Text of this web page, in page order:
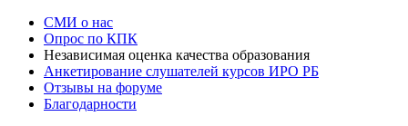
СМИ о нас
Опрос по КПК
Независимая оценка качества образования
Анкетирование слушателей курсов ИРО РБ
Отзывы на форуме
Благодарности